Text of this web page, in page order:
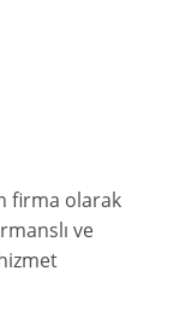
firma olarak
ve